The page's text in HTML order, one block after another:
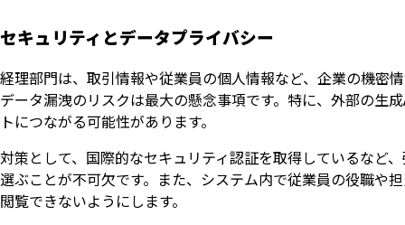
セキュリティとデータプライバシー
経理部門は、取引情報や従業員の個人情報など、企業の機密
データ漏洩のリスクは最大の懸念事項です。特に、外部の生
トにつながる可能性があります。
対策として、国際的なセキュリティ認証を取得しているなど
選ぶことが不可欠です。また、システム内で従業員の役職や
閲覧できないようにします。